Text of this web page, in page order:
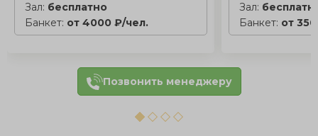
Зал: бесплатно
Банкет: от 4000 ₽/чел.
Зал:
Банкет: от
Позвонить менеджеру